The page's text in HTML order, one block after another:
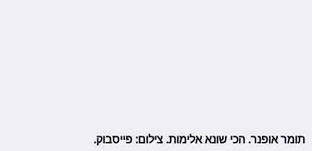
תומר אופנר. הכי שונא אלימות. צילום: פייסבוק.